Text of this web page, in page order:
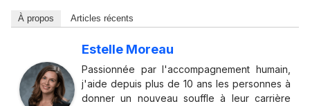
À propos Articles récents
Estelle Moreau
Passionnée par l'accompagnement humain,
j'aide depuis plus de 10 ans les personnes à
donner un nouveau souffle à leur carrière